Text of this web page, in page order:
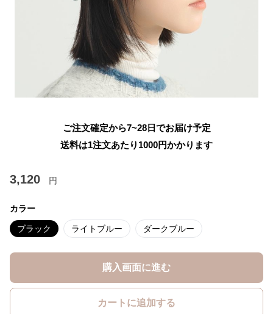
ご注文確定から7~28日でお届け予定
送料は1注文あたり 1000円かかります
3,120 円
カラー
ブラック ライトブルー ダークブルー
購入画面に進む
カートに追加する